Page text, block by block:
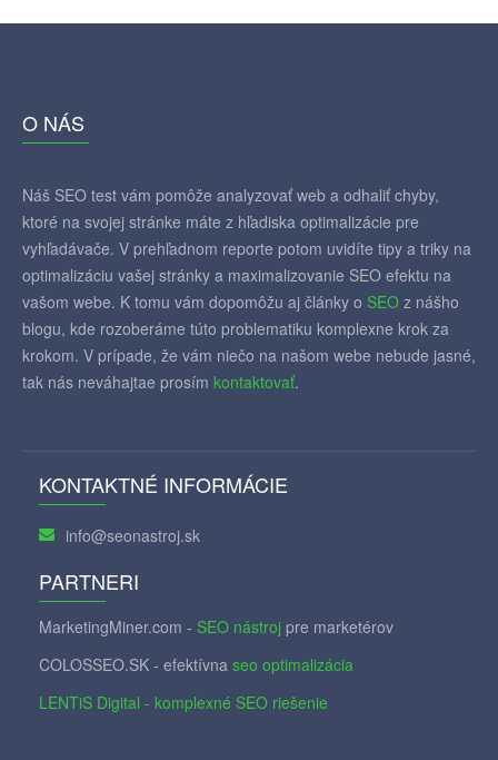
O NÁS
Náš SEO test vám pomôže analyzovať web a odhaliť chyby,
ktoré na svojej stránke máte z hľadiska optimalizácie pre
vyhľadávače. V prehľadnom reporte potom uvidíte tipy a triky na
optimalizáciu vašej stránky a maximalizovanie SEO efektu na
vašom webe. K tomu vám dopomôžu aj články o SEO z nášho
blogu, kde rozoberáme túto problematiku komplexne krok za
krokom. V prípade, že vám niečo na našom webe nebude jasné,
tak nás neváhajtae prosím kontaktovať.
KONTAKTNÉ INFORMÁCIE
info@seonastroj.sk
PARTNERI
MarketingMiner.com - SEO nástroj pre marketérov
COLOSSEO.SK - efektívna seo optimalizácia
LENTiS Digital - komplexné SEO riešenie